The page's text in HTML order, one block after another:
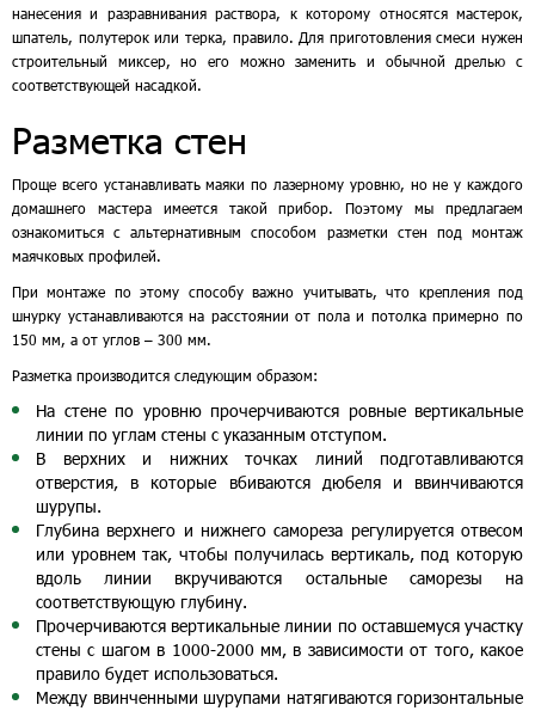
нанесения и разравнивания раствора, к которому относятся мастерок,
шпатель, полутерок или терка, правило. Для приготовления смеси нужен
строительный миксер, но его можно заменить и обычной дрелью с
соответствующей насадкой.
Разметка стен
Проще всего устанавливать маяки по лазерному уровню, но не у каждого
домашнего мастера имеется такой прибор. Поэтому мы предлагаем
ознакомиться с альтернативным способом разметки стен под монтаж
маячковых профилей.
При монтаже по этому способу важно учитывать, что крепления под
шнурку устанавливаются на расстоянии от пола и потолка примерно по
150 мм, а от углов – 300 мм.
Разметка производится следующим образом:
На стене по уровню прочерчиваются ровные вертикальные
линии по углам стены с указанным отступом.
В верхних и нижних точках линий подготавливаются
отверстия, в которые вбиваются дюбеля и ввинчиваются
шурупы.
Глубина верхнего и нижнего самореза регулируется отвесом
или уровнем так, чтобы получилась вертикаль, под которую
вдоль линии вкручиваются остальные саморезы на
соответствующую глубину.
Прочерчиваются вертикальные линии по оставшемуся участку
стены с шагом в 1000-2000 мм, в зависимости от того, какое
правило будет использоваться.
Между ввинченными шурупами натягиваются горизонтальные